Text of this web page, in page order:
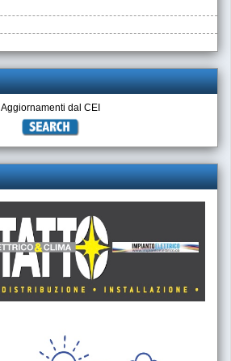
Aggiornamenti dal CEI